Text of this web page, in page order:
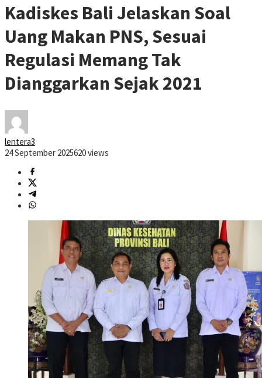
Kadiskes Bali Jelaskan Soal
Uang Makan PNS, Sesuai
Regulasi Memang Tak
Dianggarkan Sejak 2021
lentera3
24 September 2025620 views